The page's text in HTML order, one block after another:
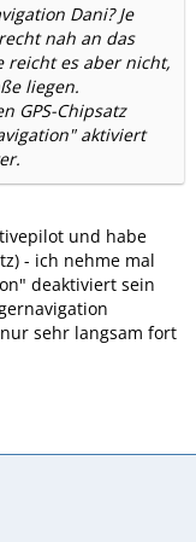
Dani? Je
nah an das
reicht es aber nicht,
liegen.
GPS-Chipsatz
aktiviert
und habe
- ich nehme mal
deaktiviert sein
sehr langsam fort